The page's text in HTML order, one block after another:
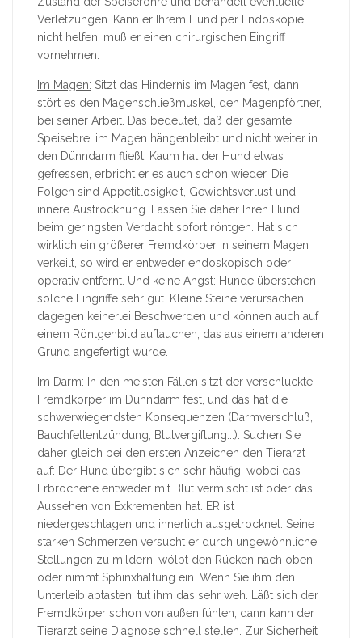
Verletzungen. Kann er Ihrem Hund per Endoskopie
nicht helfen, muß er einen chirurgischen Eingriff
vornehmen.
Im Magen: Sitzt das Hindernis im Magen fest, dann
stört es den Magenschließmuskel, den Magenpförtner,
bei seiner Arbeit. Das bedeutet, daß der gesamte
Speisebrei im Magen hängenbleibt und nicht weiter in
den Dünndarm fließt. Kaum hat der Hund etwas
gefressen, erbricht er es auch schon wieder. Die
Folgen sind Appetitlosigkeit, Gewichtsverlust und
innere Austrocknung. Lassen Sie daher Ihren Hund
beim geringsten Verdacht sofort röntgen. Hat sich
wirklich ein größerer Fremdkörper in seinem Magen
verkeilt, so wird er entweder endoskopisch oder
operativ entfernt. Und keine Angst: Hunde überstehen
solche Eingriffe sehr gut. Kleine Steine verursachen
dagegen keinerlei Beschwerden und können auch auf
einem Röntgenbild auftauchen, das aus einem anderen
Grund angefertigt wurde.
Im Darm: In den meisten Fällen sitzt der verschluckte
Fremdkörper im Dünndarm fest, und das hat die
schwerwiegendsten Konsequenzen (Darmverschluß,
Bauchfellentzündung, Blutvergiftung...). Suchen Sie
daher gleich bei den ersten Anzeichen den Tierarzt
auf: Der Hund übergibt sich sehr häufig, wobei das
Erbrochene entweder mit Blut vermischt ist oder das
Aussehen von Exkrementen hat. ER ist
niedergeschlagen und innerlich ausgetrocknet. Seine
starken Schmerzen versucht er durch ungewöhnliche
Stellungen zu mildern, wölbt den Rücken nach oben
oder nimmt Sphinxhaltung ein. Wenn Sie ihm den
Unterleib abtasten, tut ihm das sehr weh. Läßt sich der
Fremdkörper schon von außen fühlen, dann kann der
Tierarzt seine Diagnose schnell stellen. Zur Sicherheit